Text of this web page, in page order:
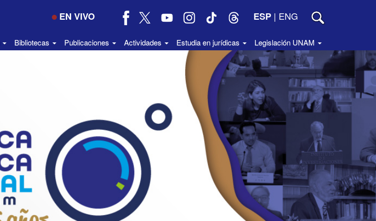
EN VIVO ESP | ENG
Bibliotecas Publicaciones Actividades Estudia en jurídicas Legislación UNAM